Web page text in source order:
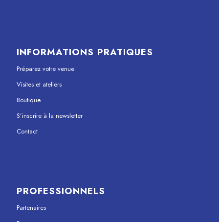
INFORMATIONS PRATIQUES
Préparez votre venue
Visites et ateliers
Boutique
S’inscrire à la newsletter
Contact
PROFESSIONNELS
Partenaires